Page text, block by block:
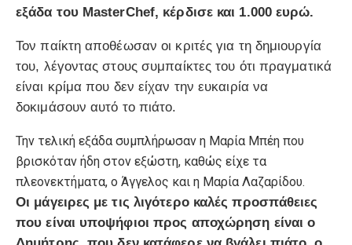
εξάδα του MasterChef, κέρδισε και 1.000 ευρώ.
Τον παίκτη αποθέωσαν οι κριτές για τη δημιουργία
του, λέγοντας στους συμπαίκτες του ότι πραγματικά
είναι κρίμα που δεν είχαν την ευκαιρία να
δοκιμάσουν αυτό το πιάτο.
Την τελική εξάδα συμπλήρωσαν η Μαρία Μπέη που
βρισκόταν ήδη στον εξώστη, καθώς είχε τα
πλεονεκτήματα, ο Άγγελος και η Μαρία Λαζαρίδου.
Οι μάγειρες με τις λιγότερο καλές προσπάθειες
που είναι υποψήφιοι προς αποχώρηση είναι ο